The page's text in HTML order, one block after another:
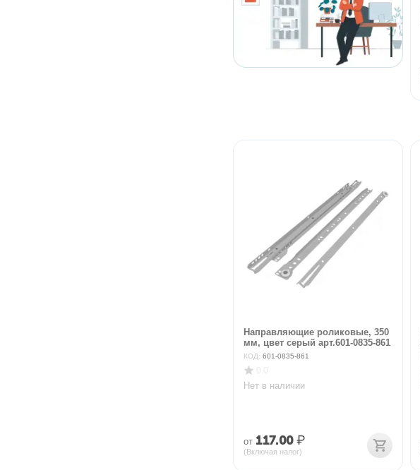
Направляющие роликовые, 350
мм, цвет серый арт.601-0835-861
КОД: 601-0835-861
Нет в наличии
от 117.00₽
(Включая налог)